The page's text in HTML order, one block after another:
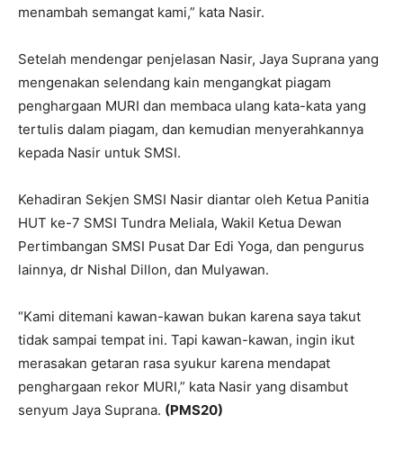
menambah semangat kami,” kata Nasir.
Setelah mendengar penjelasan Nasir, Jaya Suprana yang
mengenakan selendang kain mengangkat piagam
penghargaan MURI dan membaca ulang kata-kata yang
tertulis dalam piagam, dan kemudian menyerahkannya
kepada Nasir untuk SMSI.
Kehadiran Sekjen SMSI Nasir diantar oleh Ketua Panitia
HUT ke-7 SMSI Tundra Meliala, Wakil Ketua Dewan
Pertimbangan SMSI Pusat Dar Edi Yoga, dan pengurus
lainnya, dr Nishal Dillon, dan Mulyawan.
“Kami ditemani kawan-kawan bukan karena saya takut
tidak sampai tempat ini. Tapi kawan-kawan, ingin ikut
merasakan getaran rasa syukur karena mendapat
penghargaan rekor MURI,” kata Nasir yang disambut
senyum Jaya Suprana. (PMS20)